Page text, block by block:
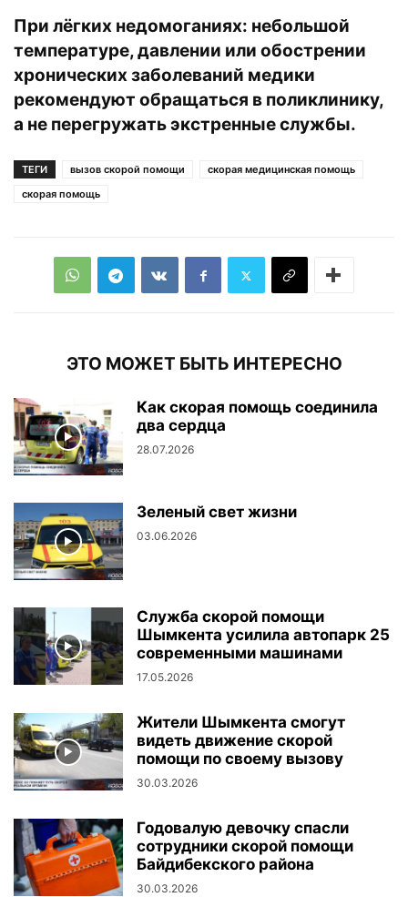
При лёгких недомоганиях: небольшой
температуре, давлении или обострении
хронических заболеваний медики
рекомендуют обращаться в поликлинику,
а не перегружать экстренные службы.
ТЕГИ вызов скорой помощи
скорая медицинская помощь
скорая помощь
ЭТО МОЖЕТ БЫТЬ ИНТЕРЕСНО
Как скорая помощь соединила
два сердца
28.07.2026
Зеленый свет жизни
03.06.2026
Служба скорой помощи
Шымкента усилила автопарк 25
современными машинами
17.05.2026
Жители Шымкента смогут
видеть движение скорой
помощи по своему вызову
30.03.2026
Годовалую девочку спасли
сотрудники скорой помощи
Байдибекского района
30.03.2026